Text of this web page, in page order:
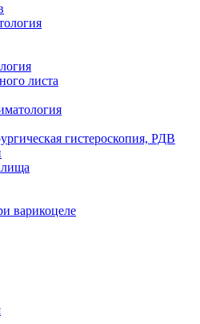
листа
гистероскопия, РДВ
варикоцеле